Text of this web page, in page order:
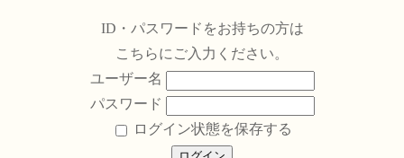
ID・パスワードをお持ちの方は
こちらにご入力ください。
ユーザー名
パスワード
ログイン状態を保存する